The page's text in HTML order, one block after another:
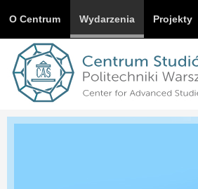
O Centrum Wydarzenia Projekty